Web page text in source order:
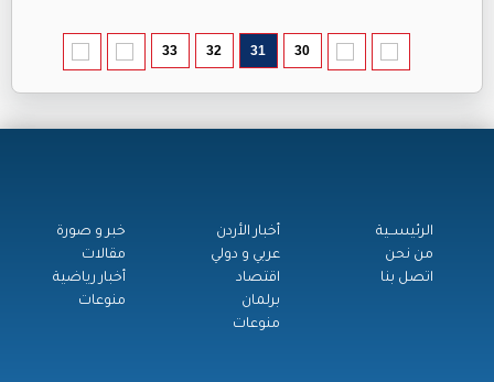
30
31
32
33
الرئيســية
من نحن
اتصل بنا
أخبار الأردن
عربي و دولي
اقتصاد
برلمان
منوعات
خبر و صورة
مقالات
أخبار رياضية
منوعات